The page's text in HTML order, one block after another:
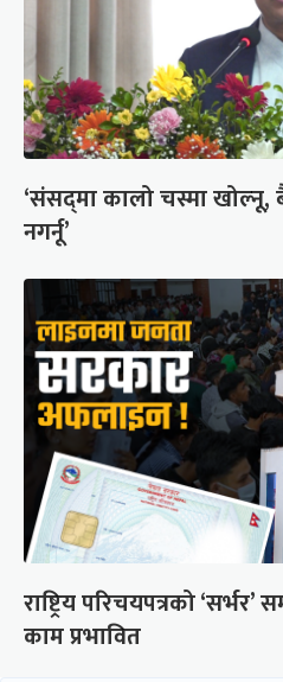
‘संसद्‍मा कालो चस्मा
नगर्नू’
राष्ट्रिय परिचयपत्रको
काम प्रभावित